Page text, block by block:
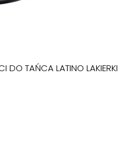
DO TAŃCA LATINO LAKIERKI